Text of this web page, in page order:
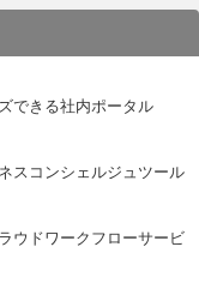
できる社内ポータル
スコンシェルジュツール
ウドワークフローサービ